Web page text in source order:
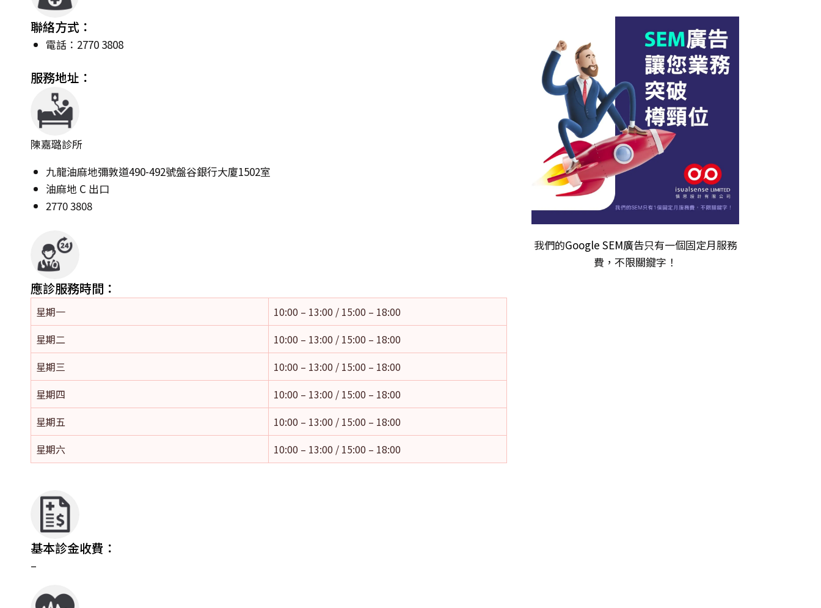
聯絡方式：
電話：2770 3808
服務地址：
陳嘉璐診所
九龍油麻地彌敦道490-492號盤谷銀行大廈1502室
油麻地 C 出口
2770 3808
應診服務時間：
星期一
10:00 – 13:00 / 15:00 – 18:00
星期二
10:00 – 13:00 / 15:00 – 18:00
星期三
10:00 – 13:00 / 15:00 – 18:00
星期四
10:00 – 13:00 / 15:00 – 18:00
星期五
10:00 – 13:00 / 15:00 – 18:00
星期六
10:00 – 13:00 / 15:00 – 18:00
基本診金收費：
–
我們的Google SEM廣告只有一個固定月服務
費，不限關𨫡字！